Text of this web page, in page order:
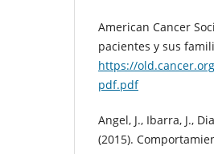
American Cancer
pacientes y sus
https://
pdf.pdf
Angel, J., Ibarra, J.,
(2015).